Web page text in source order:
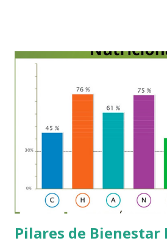
plano” de nuestro organismo, el
decide en gran medida cómo se
analiza precisamente esto: Cómo
desactivan en diferentes etapas de la
alimentación, los factores
ambientales en la expresión
precisión estos factores nos otorga
Modificando nuestros hábitos y
Pilares de